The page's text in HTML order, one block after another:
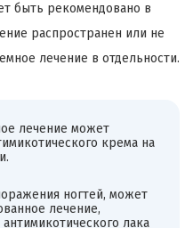
быть рекомендовано в
распространен или не
лечение в отдельности.
лечение может
крема на
ногтей, может
лечение,
лака